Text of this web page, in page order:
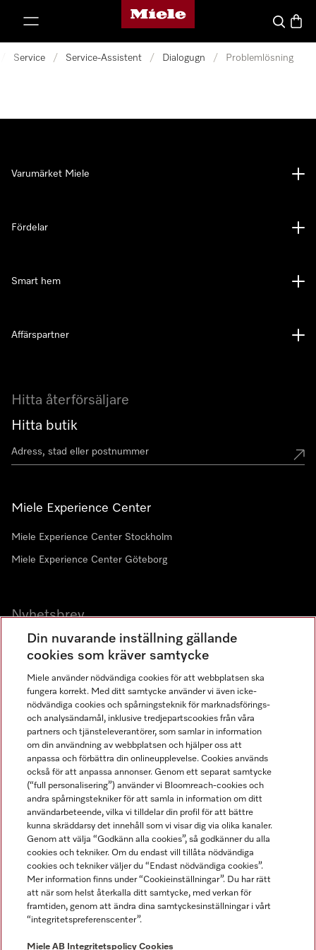
Mieles hemsida
Sök
Service / Service-Assistent / Dialogugn / Problemlösning
Hitta återförsäljare
Hitta butik
Miele Experience Center
Miele Experience Center Stockholm
Miele Experience Center Göteborg
Nyhetsbrev
Gå med i vår gemenskap
Varumärket Miele
Fördelar
Smart hem
Affärspartner
Miele AB
Allmänna villkor
Användarvillkor
Miele tillgänglighetsförklaring
Lagen om digitala tjänster
Miele på LinkedIn
Miele på Facebook
Miele på Instagram
Miele på Youtube
Din nuvarande inställning gällande
cookies som kräver samtycke
Miele använder nödvändiga cookies för att webbplatsen ska
fungera korrekt. Med ditt samtycke använder vi även icke-
nödvändiga cookies och spårningsteknik för marknadsförings-
och analysändamål, inklusive tredjepartscookies från våra
partners och tjänsteleverantörer, som samlar in information
om din användning av webbplatsen och hjälper oss att
anpassa och förbättra din onlineupplevelse. Cookies används
också för att anpassa annonser. Genom ett separat samtycke
(“full personalisering”) använder vi Bloomreach-cookies och
andra spårningstekniker för att samla in information om ditt
användarbeteende, vilka vi tilldelar din profil för att bättre
kunna skräddarsy det innehåll som vi visar dig via olika kanaler.
Genom att välja “Godkänn alla cookies”, så godkänner du alla
cookies och tekniker. Om du endast vill tillåta nödvändiga
cookies och tekniker väljer du “Endast nödvändiga cookies”.
Mer information finns under “Cookieinställningar”. Du har rätt
att när som helst återkalla ditt samtycke, med verkan för
framtiden, genom att ändra dina samtyckesinställningar i vårt
“integritetspreferenscenter”.
Miele AB Integritetspolicy Cookies